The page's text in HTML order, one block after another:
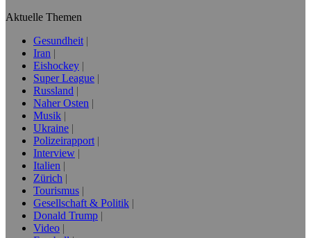
Aktuelle Themen
Gesundheit
Iran
Eishockey
Super League
Russland
Naher Osten
Musik
Ukraine
Polizeirapport
Interview
Italien
Zürich
Tourismus
Gesellschaft & Politik
Donald Trump
Video